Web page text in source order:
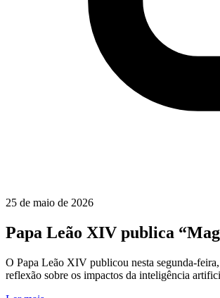
25 de maio de 2026
Papa Leão XIV publica
O Papa Leão XIV publicou nesta segunda-
reflexão sobre os impactos da inteligência